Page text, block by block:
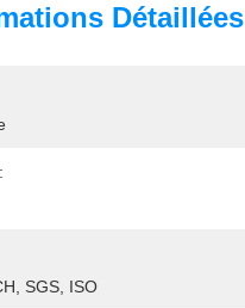
Détaillées
SGS, ISO